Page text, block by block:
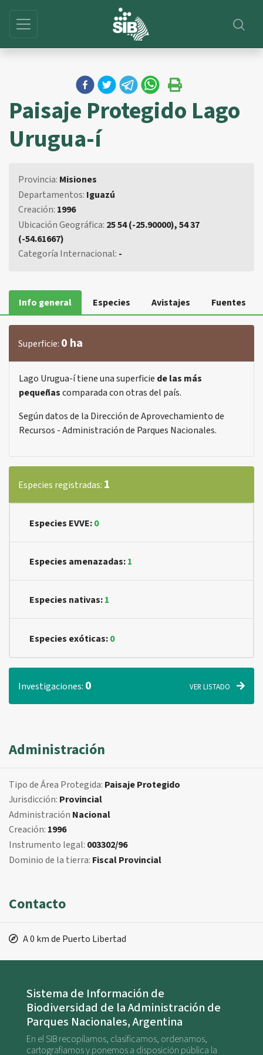
Paisaje Protegido Lago
Urugua-í
Provincia: Misiones
Departamentos: Iguazú
Creación: 1996
Ubicación Geográfica: 25 54 (-25.90000), 54 37
(-54.61667)
Categoría Internacional: -
Info general Especies Avistajes Fuentes
Superficie: 0 ha
Lago Urugua-í tiene una superficie de las más
pequeñascomparada con otras del país.
Según datos de la Dirección de Aprovechamiento de
Recursos - Administración de Parques Nacionales.
Especies registradas: 1
Especies EVVE:0
Especies amenazadas:1
Especies nativas:1
Especies exóticas:0
Investigaciones: 0 VER LISTADO
Administración
Tipo de Área Protegida: Paisaje Protegido
Jurisdicción: Provincial
Administración Nacional
Creación: 1996
Instrumento legal: 003302/96
Dominio de la tierra: Fiscal Provincial
Contacto
A 0 km de Puerto Libertad
Sistema de Información de
Biodiversidad de la Administración de
Parques Nacionales, Argentina
En el SIB recopilamos, clasificamos, ordenamos,
cartografiamos y ponemos a disposición pública la